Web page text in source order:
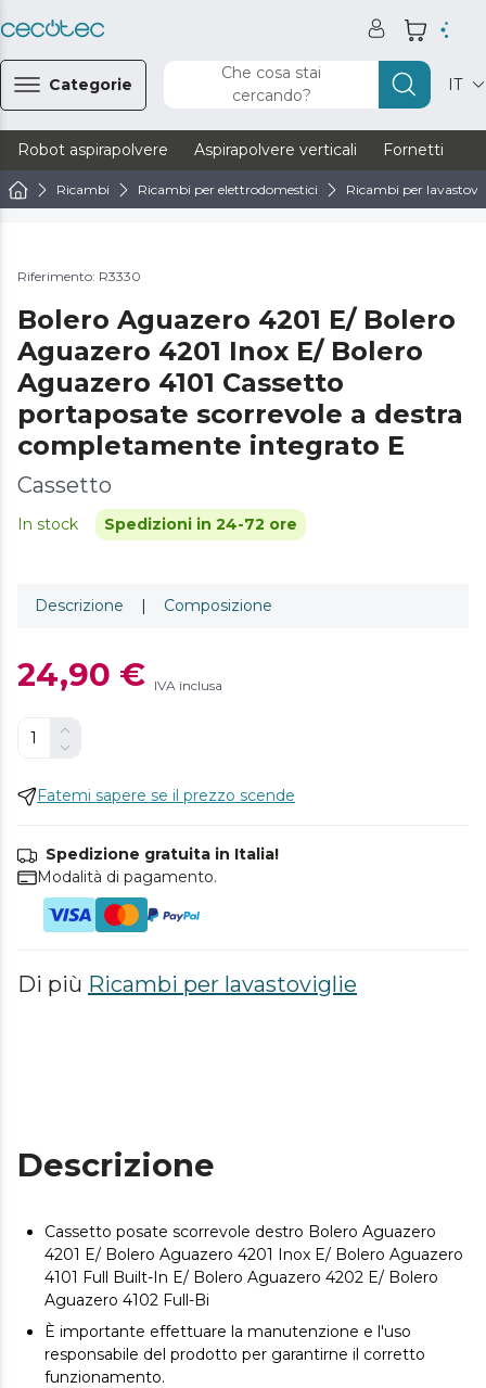
Categorie
Che cosa stai
cercando?
IT
Robot aspirapolvere Aspirapolvere verticali Fornetti
Ricambi Ricambi per elettrodomestici Ricambi per
Riferimento: R3330
Bolero Aguazero 4201 E/ Bolero
Aguazero 4201 Inox E/ Bolero
Aguazero 4101 Cassetto
portaposate scorrevole a destra
completamente integrato E
Cassetto
In stock Spedizioni in 24-72 ore
Descrizione | Composizione
24,90 € IVA inclusa
Fatemi sapere se il prezzo scende
Spedizione gratuita in Italia!
Modalità di pagamento.
Di più Ricambi per lavastoviglie
Descrizione
Cassetto posate scorrevole destro Bolero Aguazero
4201 E/ Bolero Aguazero 4201 Inox E/ Bolero Aguazero
4101 Full Built-In E/ Bolero Aguazero 4202 E/ Bolero
Aguazero 4102 Full-Bi
È importante effettuare la manutenzione e l'uso
responsabile del prodotto per garantirne il corretto
funzionamento.